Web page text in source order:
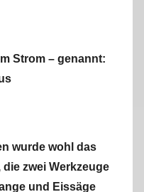
Strom – genannt:
wurde wohl das
zwei Werkzeuge
und Eissäge